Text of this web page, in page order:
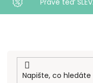
Právě teď